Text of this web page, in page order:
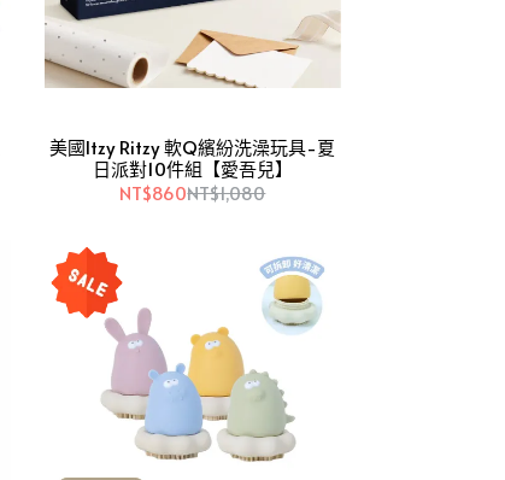
美國Itzy Ritzy 軟Q繽紛洗澡玩具-夏
日派對10件組【愛吾兒】
NT$860NT$1,080